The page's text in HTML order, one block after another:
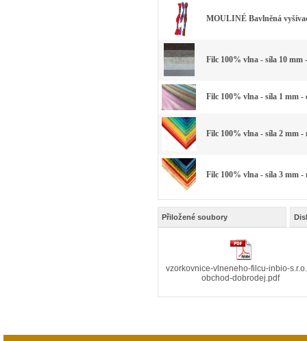
MOULINÉ Bavlněná
Filc 100% vlna - síla 10 mm
Filc 100% vlna - síla 1 mm
Filc 100% vlna - síla 2 mm -
Filc 100% vlna - síla 3 mm -
Přiložené soubory
vzorkovnice-vlneneho-filcu-inbio-
obchod-dobrodej.pdf